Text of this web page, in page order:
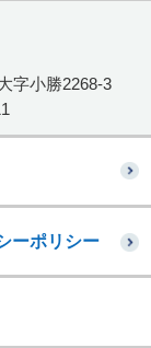
字小勝2268-3
ーポリシー